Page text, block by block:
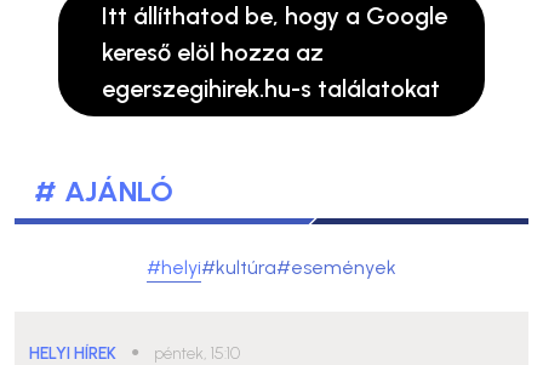
Itt állíthatod be, hogy a Google
kereső elöl hozza az
egerszegihirek.hu-s találatokat
# AJÁNLÓ
#helyi#kultúra#események
HELYI HÍREK ● péntek, 15:10